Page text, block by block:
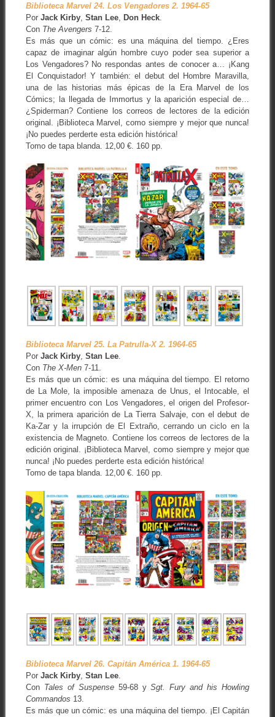
Biblioteca Marvel 24. Los Vengadores 2. 1964-65
Por Jack Kirby, Stan Lee, Don Heck.
Con The Avengers 7-12.
Es más que un cómic: es una máquina del tiempo. ¿Eres
capaz de imaginar algún hombre cuyo poder sea superior a
Los Vengadores? No respondas antes de conocer a… ¡Kang
El Conquistador! Y también: el debut del Hombre Maravilla,
una de las historias más épicas de la Era Marvel de los
Cómics; la llegada de Immortus y la aparición especial de…
¿Spiderman? Contiene los correos de lectores de la edición
original. ¡Biblioteca Marvel, como siempre y mejor que nunca!
¡No puedes perderte esta edición histórica!
Tomo de tapa blanda. 12,00 €. 160 pp.
Biblioteca Marvel 25. La Patrulla-X 2. 1964-65
Por Jack Kirby, Stan Lee.
Con The X-Men7-11.
Es más que un cómic: es una máquina del tiempo. El retorno
de La Mole, la imposible amenaza de Unus, el Intocable, el
primer encuentro con Los Vengadores, el origen del Profesor-
X, la primera aparición de La Tierra Salvaje, con el debut de
Ka-Zar y la irrupción de El Extraño, cerrando un ciclo en la
existencia de Magneto. Contiene los correos de lectores de la
edición original. ¡Biblioteca Marvel, como siempre y mejor que
nunca! ¡No puedes perderte esta edición histórica!
Tomo de tapa blanda. 12,00 €. 160 pp.
Biblioteca Marvel 26. Capitán América 1. 1964-65
Por Jack Kirby, Stan Lee.
Con Tales of Suspense59-68 ySgt. Fury and his Howling
Commandos 13.
Es más que un cómic: es una máquina del tiempo. ¡El Capitán